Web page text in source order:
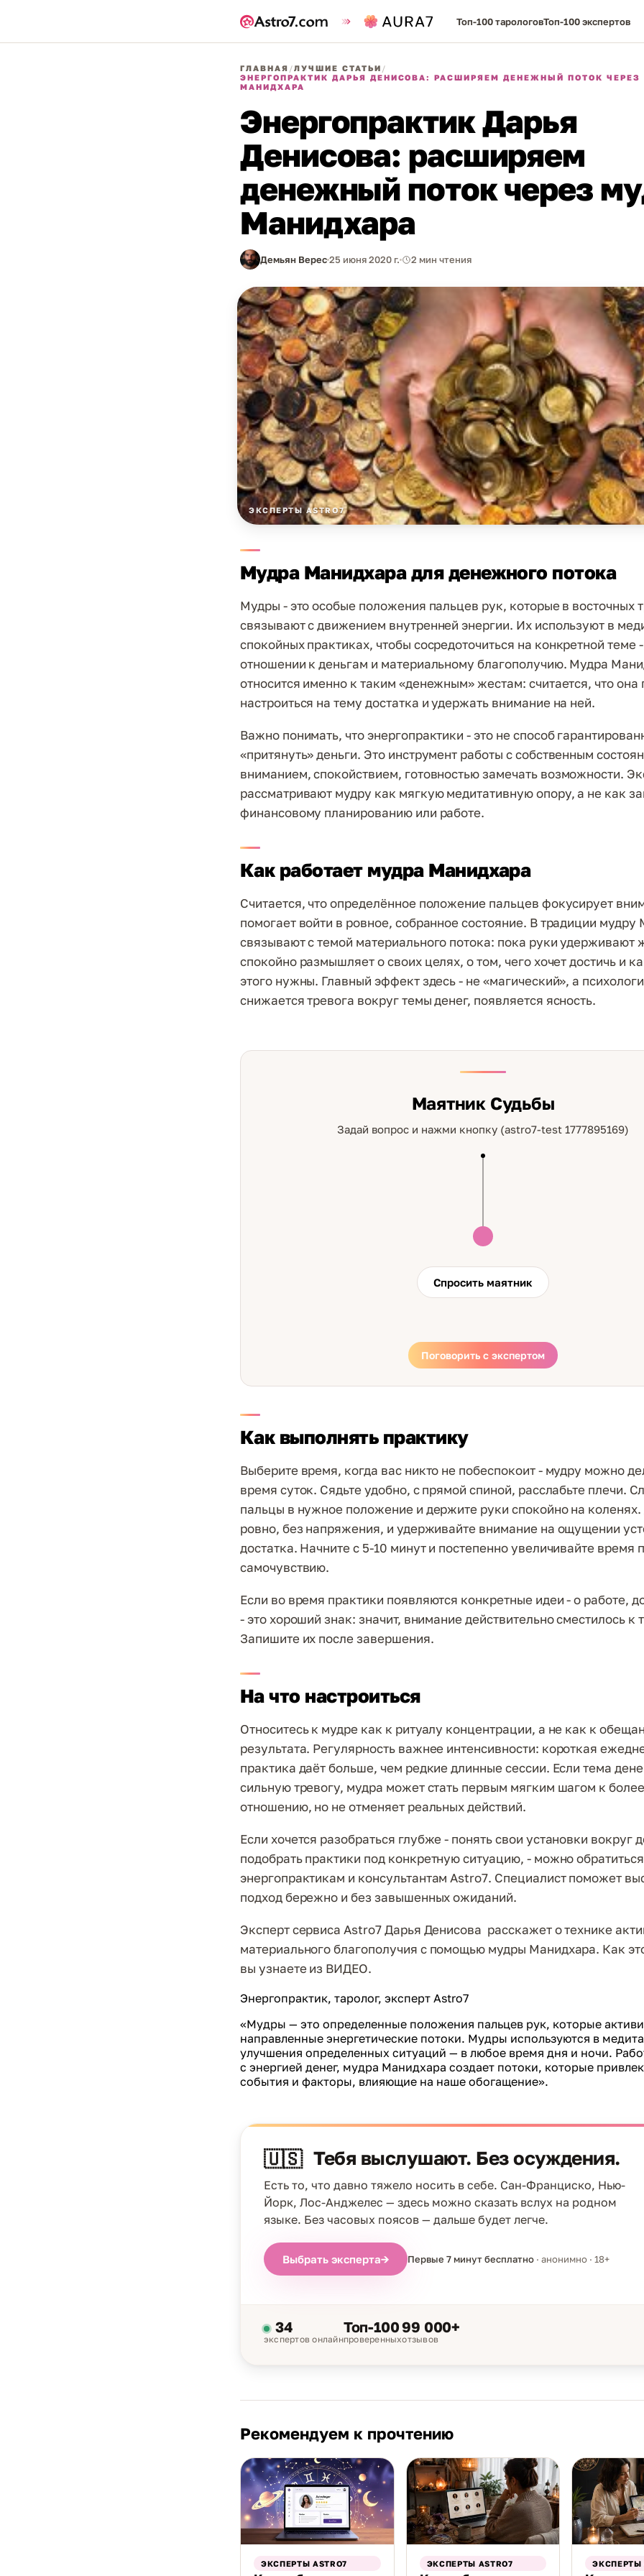
Топ-100 тарологовТоп-100 экспертов
ГЛАВНАЯ /ЛУЧШИЕ СТАТЬИ /
ЭНЕРГОПРАКТИК ДАРЬЯ ДЕНИСОВА: РАСШИРЯЕМ ДЕНЕЖНЫЙ ПОТОК ЧЕРЕЗ
МАНИДХАРА
Энергопрактик Дарья
Денисова: расширяем
денежный поток через
Манидхара
Демьян Верес25 июня 2020 г. 2 мин чтения
ЭКСПЕРТЫ ASTRO7
Мудра Манидхара для денежного потока
Мудры - это особые положения пальцев рук, которые в восточных
связывают с движением внутренней энергии. Их используют в
спокойных практиках, чтобы сосредоточиться на конкретной теме
отношении к деньгам и материальному благополучию. Мудра
относится именно к таким «денежным» жестам: считается, что она
настроиться на тему достатка и удержать внимание на ней.
Важно понимать, что энергопрактики - это не способ
«притянуть» деньги. Это инструмент работы с собственным
вниманием, спокойствием, готовностью замечать возможности.
рассматривают мудру как мягкую медитативную опору, а не как
финансовому планированию или работе.
Как работает мудра Манидхара
Считается, что определённое положение пальцев фокусирует
помогает войти в ровное, собранное состояние. В традиции мудру
связывают с темой материального потока: пока руки удерживают
спокойно размышляет о своих целях, о том, чего хочет достичь и
этого нужны. Главный эффект здесь - не «магический», а
снижается тревога вокруг темы денег, появляется ясность.
Маятник Судьбы
Задай вопрос и нажми кнопку (astro7-test 1777895169)
Спросить маятник
Поговорить с экспертом
Как выполнять практику
Выберите время, когда вас никто не побеспокоит - мудру можно
время суток. Сядьте удобно, с прямой спиной, расслабьте плечи.
пальцы в нужное положение и держите руки спокойно на
ровно, без напряжения, и удерживайте внимание на ощущении
достатка. Начните с 5-10 минут и постепенно увеличивайте время
самочувствию.
Если во время практики появляются конкретные идеи - о работе,
- это хороший знак: значит, внимание действительно сместилось к
Запишите их после завершения.
На что настроиться
Относитесь к мудре как к ритуалу концентрации, а не как к
результата. Регулярность важнее интенсивности: короткая
практика даёт больше, чем редкие длинные сессии. Если тема
сильную тревогу, мудра может стать первым мягким шагом к
отношению, но не отменяет реальных действий.
Если хочется разобраться глубже - понять свои установки вокруг
подобрать практики под конкретную ситуацию, - можно
энергопрактикам и консультантам Astro7. Специалист поможет
подход бережно и без завышенных ожиданий.
Эксперт сервиса Astro7 Дарья Денисова расскажет о технике
материального благополучия с помощью мудры Манидхара. Как
вы узнаете из ВИДЕО.
Энергопрактик, таролог, эксперт Astro7
«Мудры — это определенные положения пальцев рук, которые
направленные энергетические потоки. Мудры используются в
улучшения определенных ситуаций — в любое время дня и ночи.
с энергией денег, мудра Манидхара создает потоки, которые
события и факторы, влияющие на наше обогащение».
🇺🇸 Тебя выслушают. Без осуждения.
Есть то, что давно тяжело носить в себе. Сан-Франциско, Нью-
Йорк, Лос-Анджелес — здесь можно сказать вслух на родном
языке. Без часовых поясов — дальше будет легче.
Выбрать эксперта→ Первые 7 минут бесплатно · анонимно · 18+
34
экспертов онлайн
Топ-100
проверенных
99 000+
отзывов
Рекомендуем к прочтению
ЭКСПЕРТЫ ASTRO7 ЭКСПЕРТЫ ASTRO7 ЭКСПЕРТЫ